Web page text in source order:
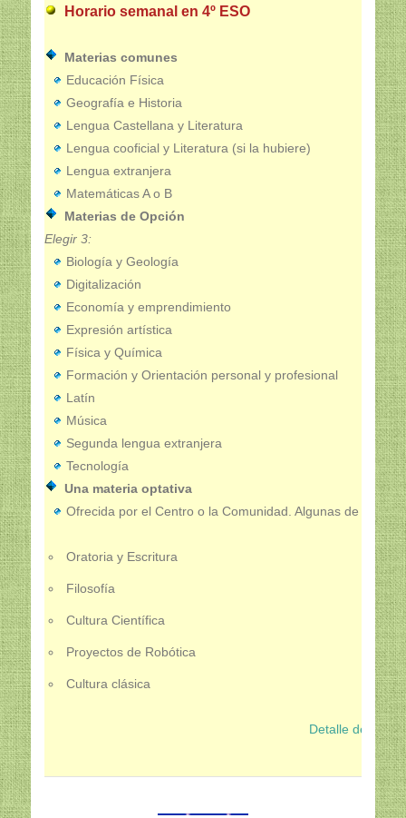
Horario semanal en 4º ESO
Materias comunes
Educación Física
Geografía e Historia
Lengua Castellana y Literatura
Lengua cooficial y Literatura (si la hubiere)
Lengua extranjera
Matemáticas A o B
Materias de Opción
Elegir 3:
Biología y Geología
Digitalización
Economía y emprendimiento
Expresión artística
Física y Química
Formación y Orientación personal y profesional
Latín
Música
Segunda lengua extranjera
Tecnología
Una materia optativa
Ofrecida por el Centro o la Comunidad. Algunas de ellas :
Oratoria y Escritura
Filosofía
Cultura Científica
Proyectos de Robótica
Cultura clásica
Detalle de cada